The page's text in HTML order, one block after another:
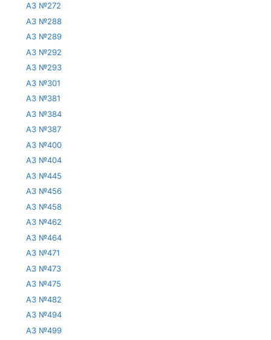
АЗ №272
АЗ №288
АЗ №289
АЗ №292
АЗ №293
АЗ №301
АЗ №381
АЗ №384
АЗ №387
АЗ №400
АЗ №404
АЗ №445
АЗ №456
АЗ №458
АЗ №462
АЗ №464
АЗ №471
АЗ №473
АЗ №475
АЗ №482
АЗ №494
АЗ №499